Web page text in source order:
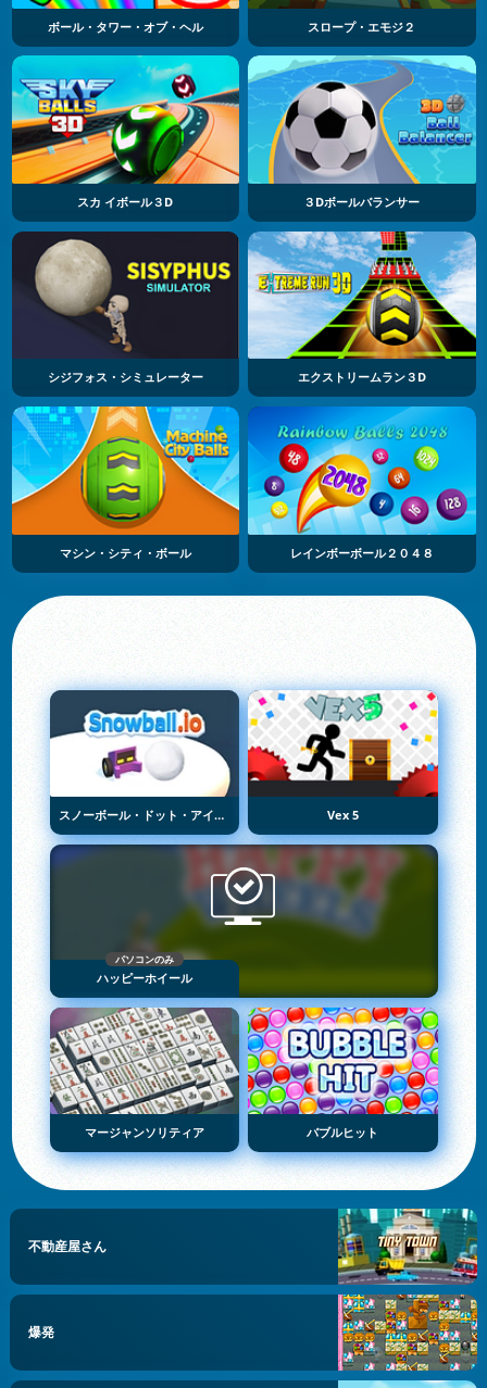
ボール・タワー・オブ・ヘル スロープ・エモジ２
スカ イボール３D ３Dボールバランサー
シジフォス・シミュレーター エクストリームラン３D
マシン・シティ・ボール レインボーボール２０４８
スノーボール・ドット・アイオー Vex 5
パソコンのみ
ハッピーホイール
マージャンソリティア バブルヒット
不動産屋さん
爆発